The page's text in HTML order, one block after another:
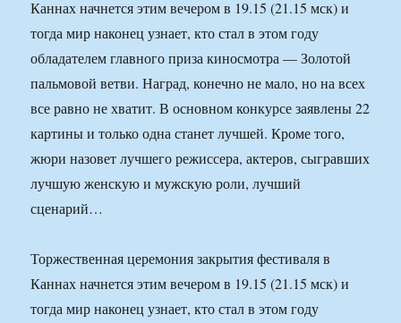
Каннах начнется этим вечером в 19.15 (21.15 мск) и
тогда мир наконец узнает, кто стал в этом году
обладателем главного приза киносмотра — Золотой
пальмовой ветви. Наград, конечно не мало, но на всех
все равно не хватит. В основном конкурсе заявлены 22
картины и только одна станет лучшей. Кроме того,
жюри назовет лучшего режиссера, актеров, сыгравших
лучшую женскую и мужскую роли, лучший
сценарий…
Торжественная церемония закрытия фестиваля в
Каннах начнется этим вечером в 19.15 (21.15 мск) и
тогда мир наконец узнает, кто стал в этом году